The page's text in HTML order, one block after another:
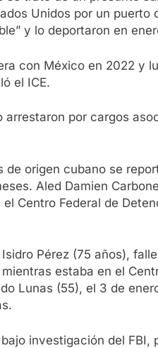
Unidos por un puerto
y lo deportaron en
con México en 2022 y
el ICE.
arrestaron por cargos
de origen cubano se
Aled Damien
Centro Federal de
Pérez (75 años),
estaba en el
Lunas (55), el 3 de
investigación del